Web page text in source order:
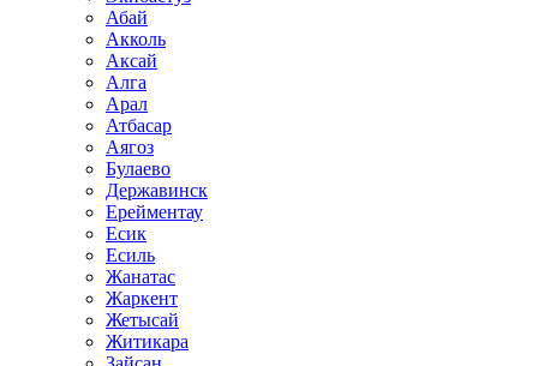
Абай
Акколь
Аксай
Алга
Арал
Атбасар
Аягоз
Булаево
Державинск
Ерейментау
Есик
Есиль
Жанатас
Жаркент
Жетысай
Житикара